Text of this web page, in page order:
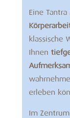
Eine
klassische
Ihnen
erleben
Im